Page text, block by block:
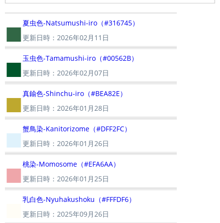
■ 夏虫色-Natsumushi-iro（#316745）
更新日時：2026年02月11日
■ 玉虫色-Tamamushi-iro（#00562B）
更新日時：2026年02月07日
■真鍮色-Shinchu-iro（#BEA82E）
更新日時：2026年01月28日
■ 蟹鳥染-Kanitorizome（#DFF2FC）
更新日時：2026年01月26日
■桃染-Momosome（#EFA6AA）
更新日時：2026年01月25日
乳白色-Nyuhakushoku（#FFFDF6）
更新日時：2025年09月26日